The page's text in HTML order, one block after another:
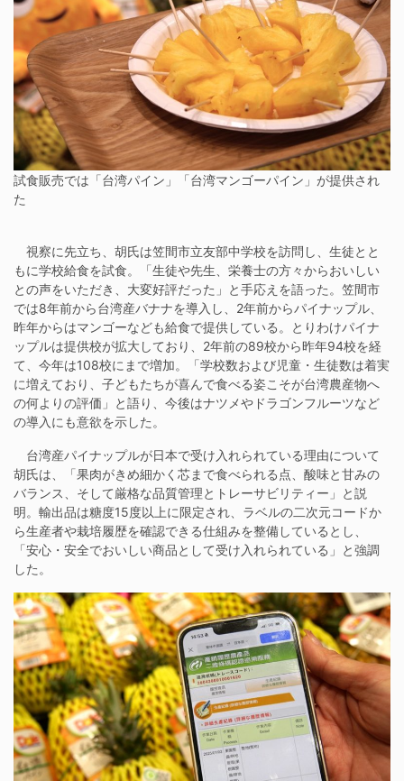
試食販売では「台湾パイン」「台湾マンゴーパイン」が提供され
た
視察に先立ち、胡氏は笠間市立友部中学校を訪問し、生徒とと
もに学校給食を試食。「生徒や先生、栄養士の方々からおいしい
との声をいただき、大変好評だった」と手応えを語った。笠間市
では8年前から台湾産バナナを導入し、2年前からパイナップル、
昨年からはマンゴーなども給食で提供している。とりわけパイナ
ップルは提供校が拡大しており、2年前の89校から昨年94校を経
て、今年は108校にまで増加。「学校数および児童・生徒数は着実
に増えており、子どもたちが喜んで食べる姿こそが台湾農産物へ
の何よりの評価」と語り、今後はナツメやドラゴンフルーツなど
の導入にも意欲を示した。
台湾産パイナップルが日本で受け入れられている理由について
胡氏は、「果肉がきめ細かく芯まで食べられる点、酸味と甘みの
バランス、そして厳格な品質管理とトレーサビリティー」と説
明。輸出品は糖度15度以上に限定され、ラベルの二次元コードか
ら生産者や栽培履歴を確認できる仕組みを整備しているとし、
「安心・安全でおいしい商品として受け入れられている」と強調
した。